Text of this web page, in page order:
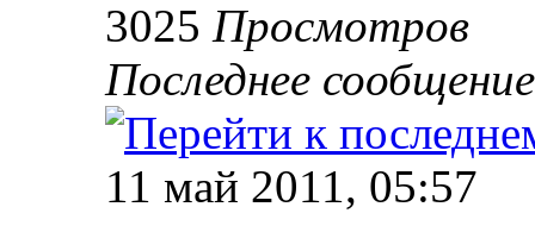
3025 Просмотров
Последнее
11 май 2011, 05:57